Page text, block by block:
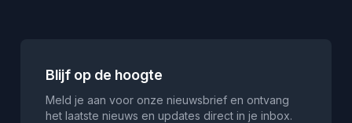
Blijf op de hoogte
Meld je aan voor onze nieuwsbrief en ontvang
het laatste nieuws en updates direct in je inbox.